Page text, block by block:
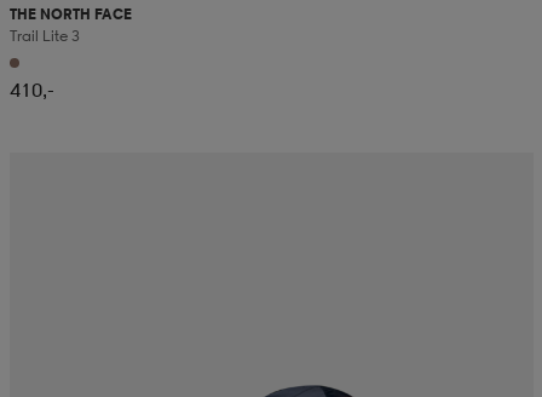
THE NORTH FACE
Trail Lite 3
410,-